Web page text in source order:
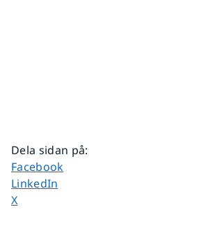
Dela sidan på:
Dela sidan på
Facebook
Dela sidan på
LinkedIn
Dela sidan på
X